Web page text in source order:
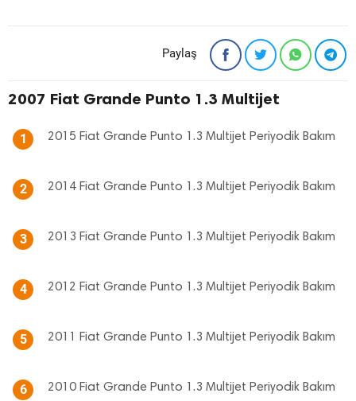
Paylaş
2007 Fiat Grande Punto 1.3 Multijet
1 2015 Fiat Grande Punto 1.3 Multijet Periyodik Bakım
2 2014 Fiat Grande Punto 1.3 Multijet Periyodik Bakım
3 2013 Fiat Grande Punto 1.3 Multijet Periyodik Bakım
4 2012 Fiat Grande Punto 1.3 Multijet Periyodik Bakım
5 2011 Fiat Grande Punto 1.3 Multijet Periyodik Bakım
6 2010 Fiat Grande Punto 1.3 Multijet Periyodik Bakım